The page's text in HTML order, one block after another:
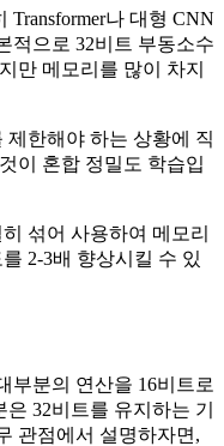
나 대형 CNN
적으로 32비트 부동소수
만 메모리를 많이 차지
한해야 하는 상황에 직
이 혼합 정밀도 학습입
섞어 사용하여 메모리
2-3배 향상시킬 수 있
부분의 연산을 16비트로
32비트를 유지하는 기
관점에서 설명하자면,